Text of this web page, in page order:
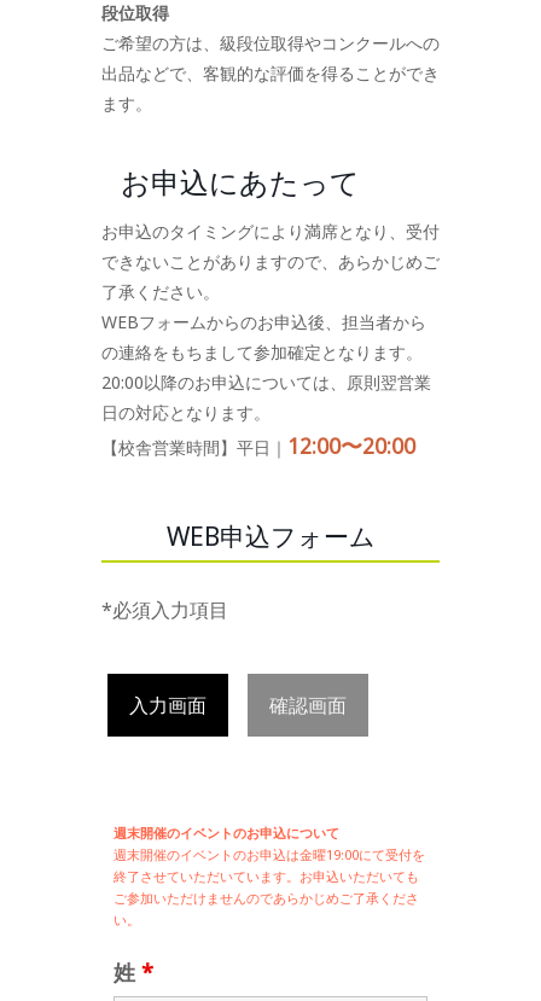
段位取得
ご希望の方は、級段位取得やコンクールへの
出品などで、客観的な評価を得ることができ
ます。
お申込にあたって
お申込のタイミングにより満席となり、受付
できないことがありますので、あらかじめご
了承ください。
WEBフォームからのお申込後、担当者から
の連絡をもちまして参加確定となります。
20:00以降のお申込については、原則翌営業
日の対応となります。
【校舎営業時間】平日｜ 12:00〜20:00
WEB申込フォーム
*必須入力項目
入力画面 確認画面
週末開催のイベントのお申込について
週末開催のイベントのお申込は金曜19:00にて受付を
終了させていただいています。お申込いただいても
ご参加いただけませんのであらかじめご了承くださ
い。
姓 *